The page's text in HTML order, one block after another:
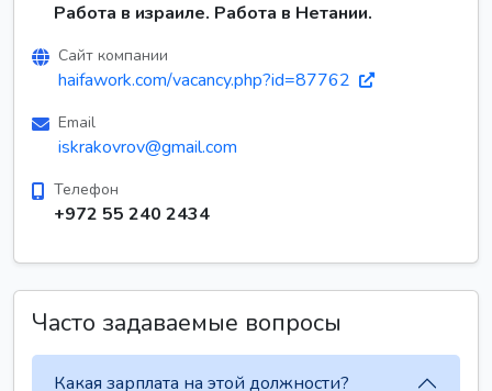
Работа в израиле. Работа в Нетании.
Сайт компании
haifawork.com/vacancy.php?id=87762
Email
iskrakovrov@gmail.com
Телефон
+972 55 240 2434
Часто задаваемые вопросы
Какая зарплата на этой должности?